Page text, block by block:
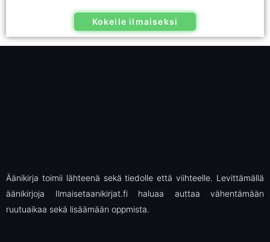
Kokeile ilmaiseksi
Äänikirja toimii lähteenä sekä tiedolle että viihteelle. Levittämällä
äänikirjoja Ilmaisetaanikirjat.fi haluaa auttaa vähentämään
ruutuaikaa sekä lisäämään oppmista.